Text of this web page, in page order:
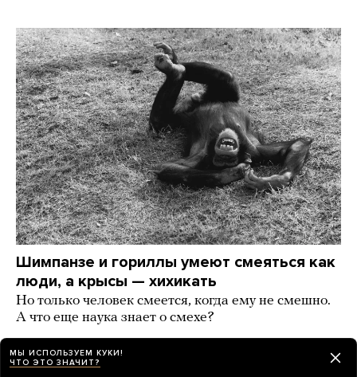
Шимпанзе и гориллы умеют смеяться как
люди, а крысы — хихикать
Но только человек смеется, когда ему не смешно.
А что еще наука знает о смехе?
МЫ ИСПОЛЬЗУЕМ КУКИ!
ЧТО ЭТО ЗНАЧИТ?